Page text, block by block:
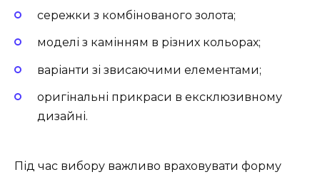
сережки з комбінованого золота;
моделі з камінням в різних кольорах;
варіанти зі звисаючими елементами;
оригінальні прикраси в ексклюзивному
дизайні.
Під час вибору важливо враховувати форму